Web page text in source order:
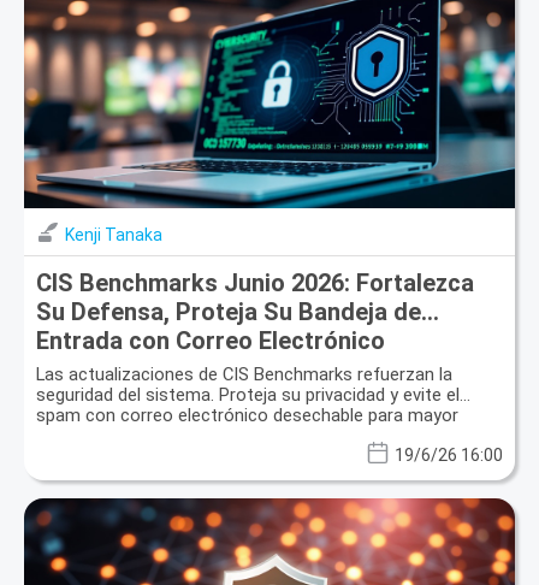
Kenji Tanaka
CIS Benchmarks Junio 2026: Fortalezca
Su Defensa, Proteja Su Bandeja de
Entrada con Correo Electrónico
Desechable
Las actualizaciones de CIS Benchmarks refuerzan la
seguridad del sistema. Proteja su privacidad y evite el
spam con correo electrónico desechable para mayor
19/6/26 16:00